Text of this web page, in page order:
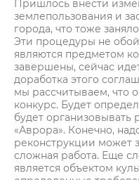
Пришлось внести
землепользования и
города, что тоже
Эти процедуры не
являются предметом
завершены, сейчас
доработка этого
мы рассчитываем, что
конкурс. Будет
будет организовывать
«Аврора». Конечно,
реконструкции может
сложная работа. Еще
является объектом